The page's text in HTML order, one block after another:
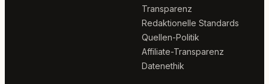
Transparenz
Redaktionelle Standards
Quellen-Politik
Affiliate-Transparenz
Datenethik